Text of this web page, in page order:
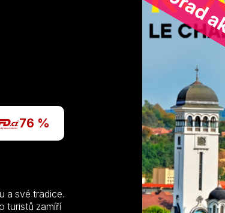
76 %
a své tradice.
turistů zamíří